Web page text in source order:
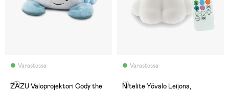
Varastossa
(17)
ZAZU Valoprojektori Cody the
Varastossa
(1)
Nitelite Yövalo Leijona,